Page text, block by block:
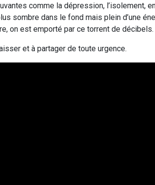
comme la dépression, l’isolement,
sombre dans le fond mais plein d’une
on est emporté par ce torrent de décibels.
et à partager de toute urgence.